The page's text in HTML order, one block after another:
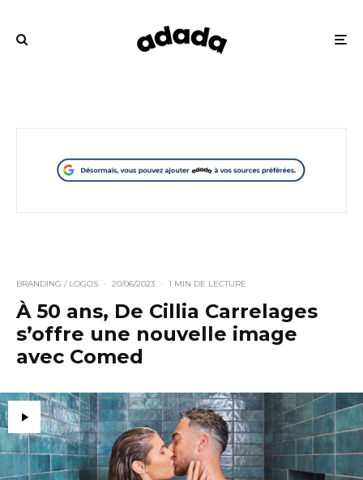
BRANDING / LOGOS · 20/06/2023 · 1 MIN DE LECTURE
À 50 ans, De Cillia Carrelages
s’offre une nouvelle image
avec Comed